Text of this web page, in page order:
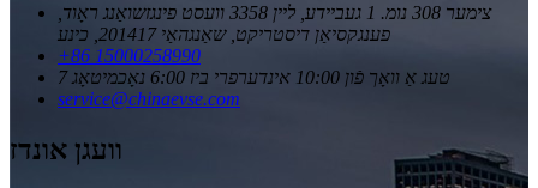
צימער 308 נומ. 1 געביידע, ליין 3358 וועסט פינגזשואַנג ראָוד,
פענגקסיאַן דיסטריקט, שאַנגהאַי 201417, כינע
+86 15000258990
7 טעג אַ וואָך פֿון 10:00 אינדערפרי ביז 6:00 נאָכמיטאָג
service@chinaevse.com
וועגן אונדז